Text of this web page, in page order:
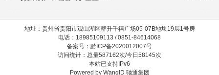
地址：贵州省贵阳市观山湖区群升千禧广场05-07B地块19层1号房
电话：18985109113 / 0851-84614068
备案号：黔ICP备2020012007号
访问统计：总量587162次/今日58145次
本站已支持IPv6
Powered by WangID 驰通集团